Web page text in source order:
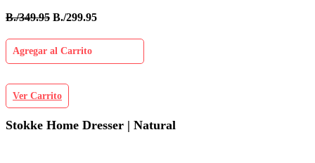
B./349.95 B./299.95
Agregar al Carrito
Ver Carrito
Stokke Home Dresser | Natural